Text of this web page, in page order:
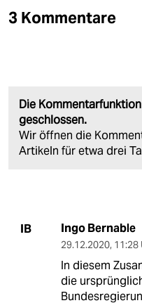
3 Kommentare
Die
geschlossen.
Wir öffnen die
Artikeln für etwa drei
IB Ingo Bernable
29.12.2020, 11:28
In diesem
die